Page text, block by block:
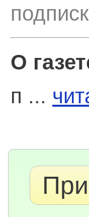
О
п ...